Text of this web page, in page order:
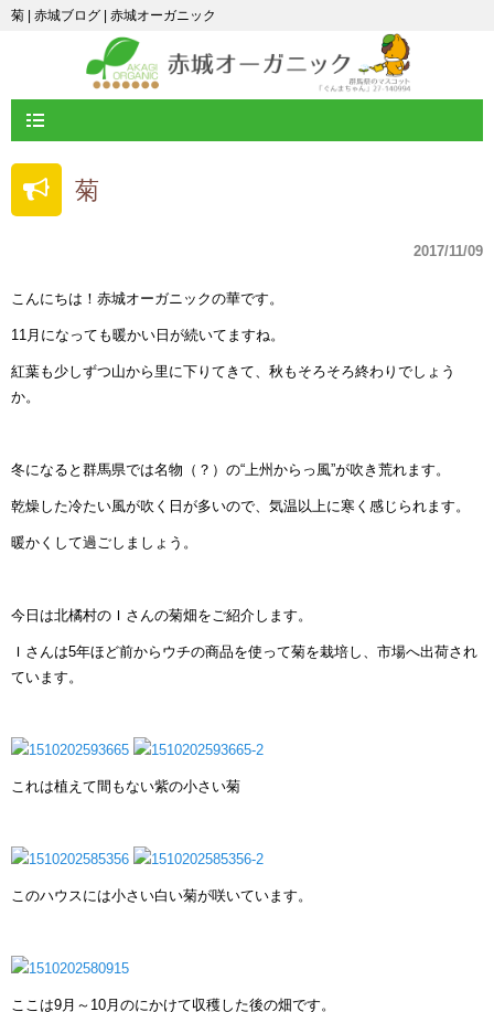
菊 | 赤城ブログ | 赤城オーガニック
菊
2017/11/09
こんにちは！赤城オーガニックの華です。
11月になっても暖かい日が続いてますね。
紅葉も少しずつ山から里に下りてきて、秋もそろそろ終わりでしょう
か。
冬になると群馬県では名物（？）の“上州からっ風”が吹き荒れます。
乾燥した冷たい風が吹く日が多いので、気温以上に寒く感じられます。
暖かくして過ごしましょう。
今日は北橘村のＩさんの菊畑をご紹介します。
Ｉさんは5年ほど前からウチの商品を使って菊を栽培し、市場へ出荷され
ています。
これは植えて間もない紫の小さい菊
このハウスには小さい白い菊が咲いています。
ここは9月～10月のにかけて収穫した後の畑です。